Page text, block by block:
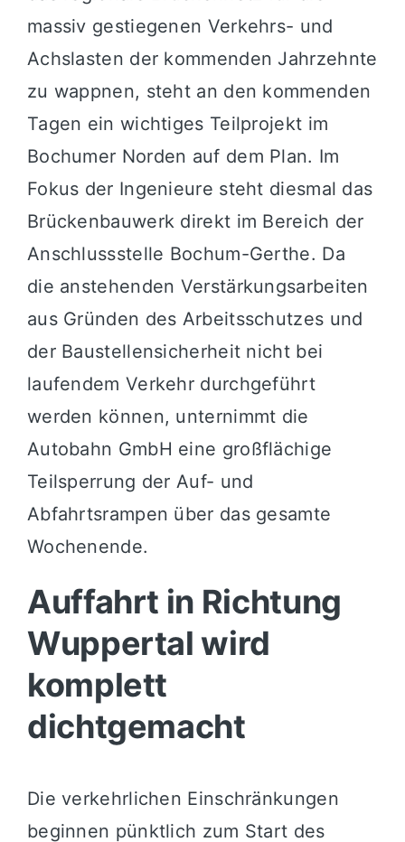
massiv gestiegenen Verkehrs- und
Achslasten der kommenden Jahrzehnte
zu wappnen, steht an den kommenden
Tagen ein wichtiges Teilprojekt im
Bochumer Norden auf dem Plan. Im
Fokus der Ingenieure steht diesmal das
Brückenbauwerk direkt im Bereich der
Anschlussstelle Bochum-Gerthe. Da
die anstehenden Verstärkungsarbeiten
aus Gründen des Arbeitsschutzes und
der Baustellensicherheit nicht bei
laufendem Verkehr durchgeführt
werden können, unternimmt die
Autobahn GmbH eine großflächige
Teilsperrung der Auf- und
Abfahrtsrampen über das gesamte
Wochenende.
Auffahrt in Richtung
Wuppertal wird
komplett
dichtgemacht
Die verkehrlichen Einschränkungen
beginnen pünktlich zum Start des